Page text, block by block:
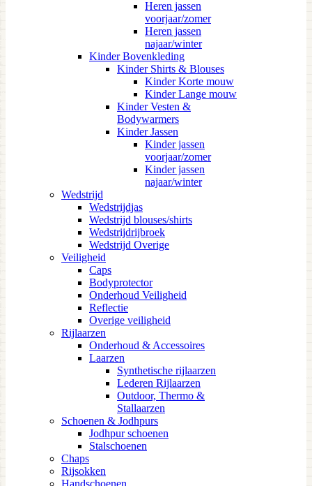
Heren jassen
voorjaar/zomer
Heren jassen
najaar/winter
Kinder Bovenkleding
Kinder Shirts & Blouses
Kinder Korte mouw
Kinder Lange mouw
Kinder Vesten &
Bodywarmers
Kinder Jassen
Kinder jassen
voorjaar/zomer
Kinder jassen
najaar/winter
Wedstrijd
Wedstrijdjas
Wedstrijd blouses/shirts
Wedstrijdrijbroek
Wedstrijd Overige
Veiligheid
Caps
Bodyprotector
Onderhoud Veiligheid
Reflectie
Overige veiligheid
Rijlaarzen
Onderhoud & Accessoires
Laarzen
Synthetische rijlaarzen
Lederen Rijlaarzen
Outdoor, Thermo &
Stallaarzen
Schoenen & Jodhpurs
Jodhpur schoenen
Stalschoenen
Chaps
Rijsokken